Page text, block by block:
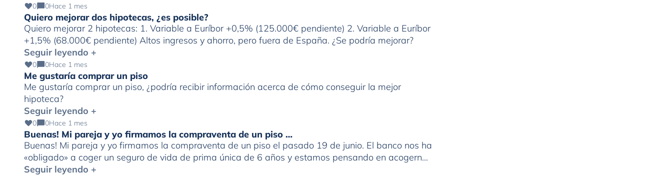
0 0Hace 1 mes
Quiero mejorar dos hipotecas, ¿es posible?
Quiero mejorar 2 hipotecas: 1. Variable a Euríbor +0,5% (125.000€ pendiente) 2. Variable a Euríbor
+1,5% (68.000€ pendiente) Altos ingresos y ahorro, pero fuera de España. ¿Se podría mejorar?
Seguir leyendo +
0 0Hace 1 mes
Me gustaría comprar un piso
Me gustaría comprar un piso, ¿podría recibir información acerca de cómo conseguir la mejor
hipoteca?
Seguir leyendo +
0 0Hace 1 mes
Buenas! Mi pareja y yo firmamos la compraventa de un piso …
Buenas! Mi pareja y yo firmamos la compraventa de un piso el pasado 19 de junio. El banco nos ha
«obligado» a coger un seguro de vida de prima única de 6 años y estamos pensando en acogernos
al derecho de desistimiento antes de los 30 días. Que represalias podríamos tener en el futuro con
Seguir leyendo +